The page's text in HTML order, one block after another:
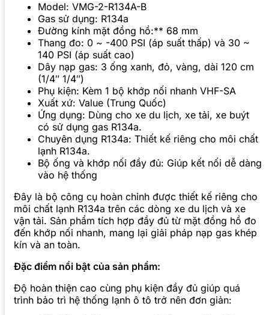
Model: VMG-2-R134A-B
Gas sử dụng: R134a
Đường kính mặt đồng hồ:** 68 mm
Thang đo: 0 ~ -400 PSI (áp suất thấp) và 30 ~
140 PSI (áp suất cao)
Dây nạp gas: 3 ống xanh, đỏ, vàng, dài 120 cm
(1/4″ 1/4″)
Phụ kiện: Kèm 1 bộ khớp nối nhanh VHF-SA
Xuất xứ: Value (Trung Quốc)
Ứng dụng: Dùng cho xe du lịch, xe tải, xe buýt
có sử dụng gas R134a.
Chuyên dụng R134a: Thiết kế riêng cho môi chất
lạnh R134a.
Bộ ống và khớp nối đầy đủ: Giúp kết nối dễ dàng
vào hệ thống
Đây là bộ công cụ hoàn chỉnh được thiết kế riêng cho
môi chất lạnh R134a trên các dòng xe du lịch và xe
vận tải. Sản phẩm tích hợp đầy đủ từ mặt đồng hồ đo
đến khớp nối nhanh, mang lại giải pháp nạp gas khép
kín và an toàn.
Đặc điểm nổi bật của sản phẩm:
Độ hoàn thiện cao cùng phụ kiện đầy đủ giúp quá
trình bảo trì hệ thống lạnh ô tô trở nên đơn giản: